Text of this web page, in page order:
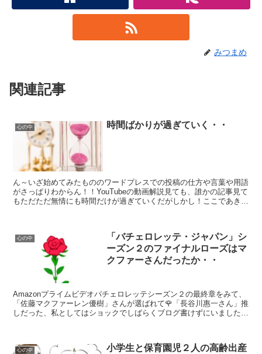
みつまめ
関連記事
心の中 時間ばかりが過ぎていく・・
ん～いざ始めてみたもののワードプレスでの投稿の仕方や言葉や用語
がさっぱりわからん！！YouTubeの動画解説見ても、誰かの記事見て
もただただ無情にも時間だけが過ぎていくだがしかし！ここであきら
心の中
「バチェロレッテ・ジャパン」シ
ーズン２のファイナルローズはマ
クファーさんだったか・・
Amazonプライムビデオバチェロレッテシーズン２の最終章をみて、
「佐藤マクファーレン優樹」さんが選ばれて🌹「長谷川惠一さん」推
しだった、私としてはショックでしばらくブログ書けずにいました
心の中
小学生と保育園児２人の高齢出産